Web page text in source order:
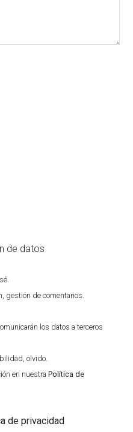
de datos
gestión de comentarios.
los datos a terceros
olvido.
en nuestraPolítica de
de privacidad